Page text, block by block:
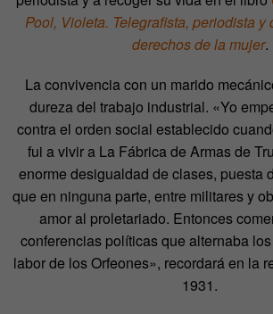
Pool, Violeta. Telegrafista, periodista y
derechos de la mujer.
La convivencia con un marido
dureza del trabajo industrial. «Yo
contra el orden social establecido
fui a vivir a La Fábrica de Armas de
enorme desigualdad de clases, puesta
que en ninguna parte, entre militares y
amor al proletariado. Entonces
conferencias políticas que alternaba
labor de los Orfeones», recordará en la
1931.